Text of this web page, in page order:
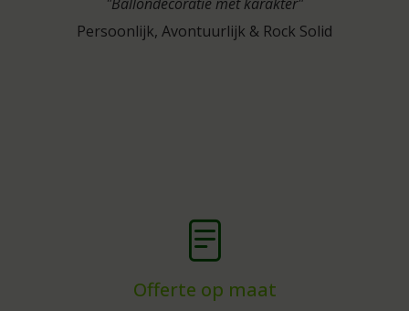
Persoonlijk, Avontuurlijk & Rock Solid
Offerte op maat